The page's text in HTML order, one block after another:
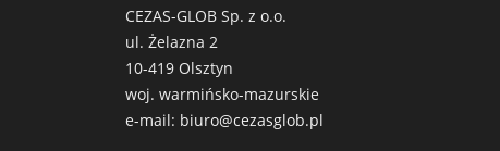
CEZAS-GLOB Sp. z o.o.
ul. Żelazna 2
10-419 Olsztyn
woj. warmińsko-mazurskie
e-mail: biuro@cezasglob.pl